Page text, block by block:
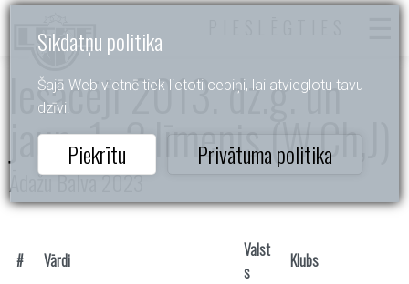
Sīkdatņu politika
Šajā Web vietnē tiek lietoti cepiņi, lai atvieglotu tavu
dzīvi.
Piekrītu Privātuma politika
Iesācēji 2013. dz.g. un
jaun. 1.-2.līmenis (W,Ch,J)
Ādažu Balva 2023
# Vārdi
Valst
s
Klubs